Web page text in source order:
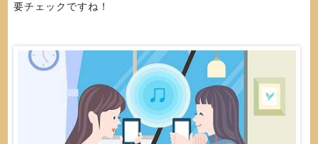
要チェックですね！